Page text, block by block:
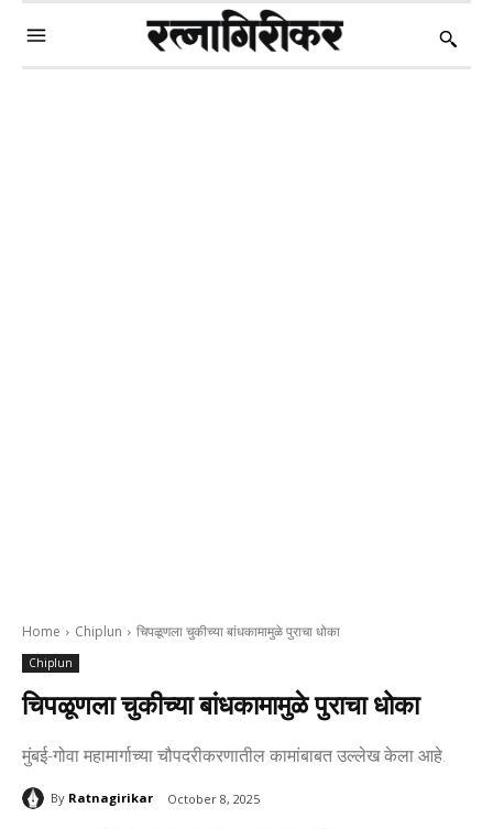
Home Chiplun चिपळूणला चुकीच्या बांधकामामुळे पुराचा धोका
Chiplun
चिपळूणला चुकीच्या बांधकामामुळे पुराचा धोका
मुंबई-गोवा महामार्गाच्या चौपदरीकरणातील कामांबाबत उल्लेख केला आहे.
By Ratnagirikar October 8, 2025